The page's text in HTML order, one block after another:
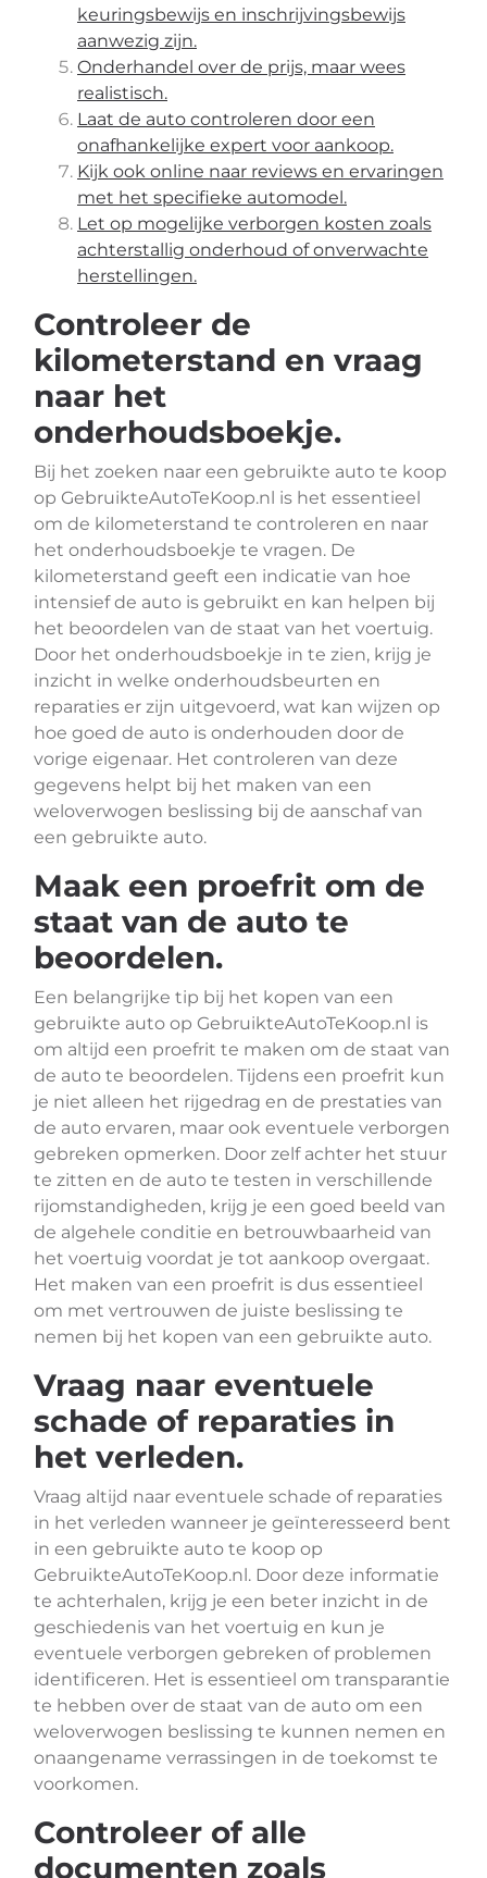
keuringsbewijs en inschrijvingsbewijs
aanwezig zijn.
Onderhandel over de prijs, maar wees
realistisch.
Laat de auto controleren door een
onafhankelijke expert voor aankoop.
Kijk ook online naar reviews en ervaringen
met het specifieke automodel.
Let op mogelijke verborgen kosten zoals
achterstallig onderhoud of onverwachte
herstellingen.
Controleer de
kilometerstand en vraag
naar het
onderhoudsboekje.
Bij het zoeken naar een gebruikte auto te koop
op GebruikteAutoTeKoop.nl is het essentieel
om de kilometerstand te controleren en naar
het onderhoudsboekje te vragen. De
kilometerstand geeft een indicatie van hoe
intensief de auto is gebruikt en kan helpen bij
het beoordelen van de staat van het voertuig.
Door het onderhoudsboekje in te zien, krijg je
inzicht in welke onderhoudsbeurten en
reparaties er zijn uitgevoerd, wat kan wijzen op
hoe goed de auto is onderhouden door de
vorige eigenaar. Het controleren van deze
gegevens helpt bij het maken van een
weloverwogen beslissing bij de aanschaf van
een gebruikte auto.
Maak een proefrit om de
staat van de auto te
beoordelen.
Een belangrijke tip bij het kopen van een
gebruikte auto op GebruikteAutoTeKoop.nl is
om altijd een proefrit te maken om de staat van
de auto te beoordelen. Tijdens een proefrit kun
je niet alleen het rijgedrag en de prestaties van
de auto ervaren, maar ook eventuele verborgen
gebreken opmerken. Door zelf achter het stuur
te zitten en de auto te testen in verschillende
rijomstandigheden, krijg je een goed beeld van
de algehele conditie en betrouwbaarheid van
het voertuig voordat je tot aankoop overgaat.
Het maken van een proefrit is dus essentieel
om met vertrouwen de juiste beslissing te
nemen bij het kopen van een gebruikte auto.
Vraag naar eventuele
schade of reparaties in
het verleden.
Vraag altijd naar eventuele schade of reparaties
in het verleden wanneer je geïnteresseerd bent
in een gebruikte auto te koop op
GebruikteAutoTeKoop.nl. Door deze informatie
te achterhalen, krijg je een beter inzicht in de
geschiedenis van het voertuig en kun je
eventuele verborgen gebreken of problemen
identificeren. Het is essentieel om transparantie
te hebben over de staat van de auto om een
weloverwogen beslissing te kunnen nemen en
onaangename verrassingen in de toekomst te
voorkomen.
Controleer of alle
documenten zoals